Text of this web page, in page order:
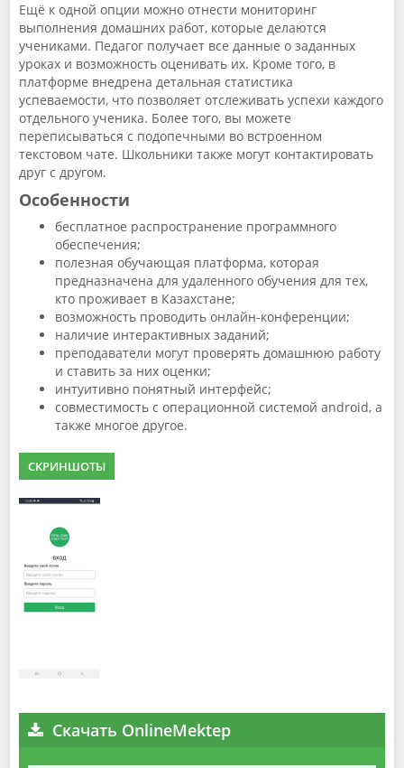
Ещё к одной опции можно отнести мониторинг
выполнения домашних работ, которые делаются
учениками. Педагог получает все данные о заданных
уроках и возможность оценивать их. Кроме того, в
платформе внедрена детальная статистика
успеваемости, что позволяет отслеживать успехи каждого
отдельного ученика. Более того, вы можете
переписываться с подопечными во встроенном
текстовом чате. Школьники также могут контактировать
друг с другом.
Особенности
бесплатное распространение программного
обеспечения;
полезная обучающая платформа, которая
предназначена для удаленного обучения для тех,
кто проживает в Казахстане;
возможность проводить онлайн-конференции;
наличие интерактивных заданий;
преподаватели могут проверять домашнюю работу
и ставить за них оценки;
интуитивно понятный интерфейс;
совместимость с операционной системой android, а
также многое другое.
СКРИНШОТЫ
Скачать OnlineMektep